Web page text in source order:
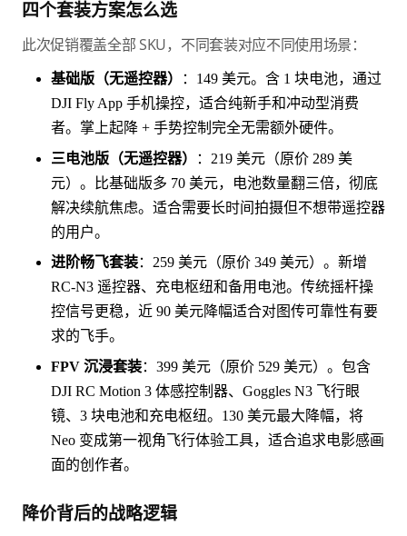
四个套装方案怎么选
此次促销覆盖全部 SKU，不同套装对应不同使用场景：
基础版（无遥控器）
：149 美元。含 1 块电池，通过
DJI Fly App 手机操控，适合纯新手和冲动型消费
者。掌上起降 + 手势控制完全无需额外硬件。
三电池版（无遥控器）
：219 美元（原价 289 美
元）。比基础版多 70 美元，电池数量翻三倍，彻底
解决续航焦虑。适合需要长时间拍摄但不想带遥控器
的用户。
进阶畅飞套装：259 美元（原价 349 美元）。新增
RC-N3 遥控器、充电枢纽和备用电池。传统摇杆操
控信号更稳，近 90 美元降幅适合对图传可靠性有要
求的飞手。
FPV 沉浸套装：399 美元（原价 529 美元）。包含
DJI RC Motion 3 体感控制器、Goggles N3 飞行眼
镜、3 块电池和充电枢纽。130 美元最大降幅，将
Neo 变成第一视角飞行体验工具，适合追求电影感画
面的创作者。
降价背后的战略逻辑